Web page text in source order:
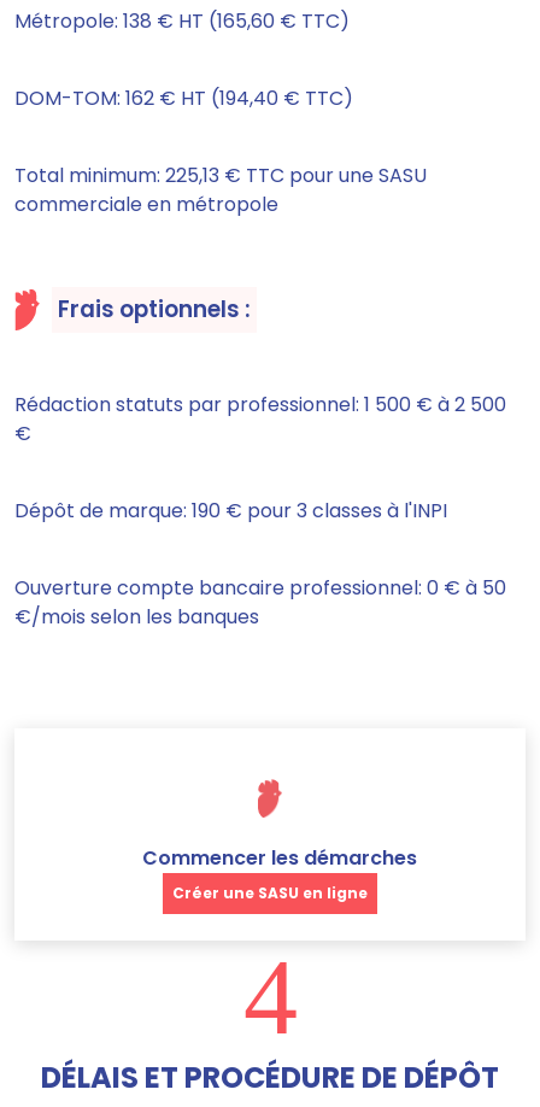
Métropole: 138 € HT (165,60 € TTC)
DOM-TOM: 162 € HT (194,40 € TTC)
Total minimum: 225,13 € TTC pour une SASU
commerciale en métropole
Frais optionnels :
Rédaction statuts par professionnel: 1 500 € à 2 500
€
Dépôt de marque: 190 € pour 3 classes à l'INPI
Ouverture compte bancaire professionnel: 0 € à 50
€/mois selon les banques
Commencer les démarches
Créer une SASU en ligne
4
DÉLAIS ET PROCÉDURE DE DÉPÔT